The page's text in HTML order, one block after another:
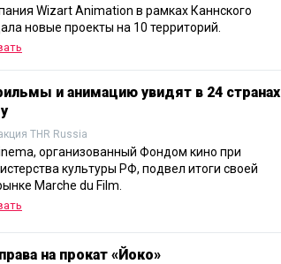
Wizart Animation в рамках Каннского
новые проекты на 10 территорий.
и анимацию увидят в 24 странах
THR Russia
организованный Фондом кино при
культуры РФ, подвел итоги своей
Marche du Film.
на прокат «Йоко»